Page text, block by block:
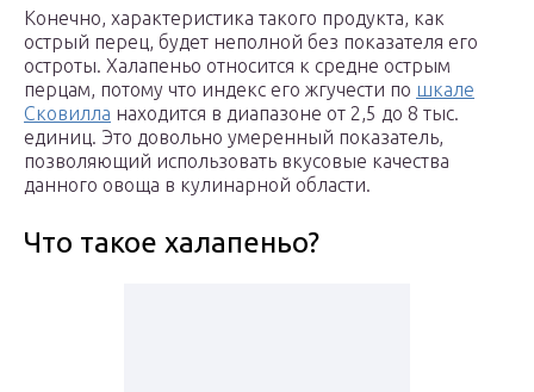
Конечно, характеристика такого продукта, как
острый перец, будет неполной без показателя его
остроты. Халапеньо относится к средне острым
перцам, потому что индекс его жгучести по шкале
Сковилла находится в диапазоне от 2,5 до 8 тыс.
единиц. Это довольно умеренный показатель,
позволяющий использовать вкусовые качества
данного овоща в кулинарной области.
Что такое халапеньо?